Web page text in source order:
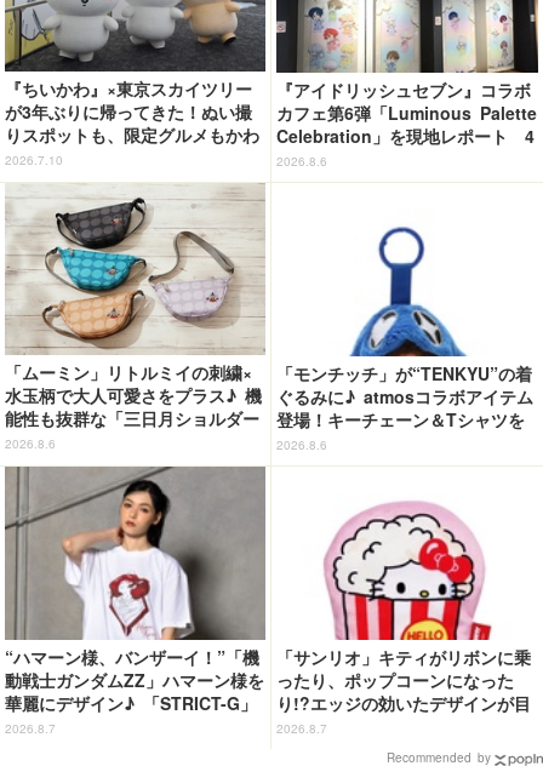
『ちいかわ』×東京スカイツリー
が3年ぶりに帰ってきた！ぬい撮
りスポットも、限定グルメもかわ
いすぎる…！【レポ】
2026.7.10
『アイドリッシュセブン』コラボ
カフェ第6弾「Luminous Palette
Celebration」を現地レポート 4
グループの世界観を落とし込んだ
オリジナルフード＆ドリンクに注
2026.8.6
「ムーミン」リトルミイの刺繍×
水玉柄で大人可愛さをプラス♪ 機
能性も抜群な「三日月ショルダー
バッグ」が新登場
2026.8.6
「モンチッチ」が“TENKYU”の着
ぐるみに♪ atmosコラボアイテム
登場！キーチェーン＆Tシャツを
展開
2026.8.6
“ハマーン様、バンザーイ！”「機
動戦士ガンダムZZ」ハマーン様を
華麗にデザイン♪ 「STRICT-G」
Tシャツなどミニコレクション登
2026.8.7
「サンリオ」キティがリボンに乗
ったり、ポップコーンになった
り!?エッジの効いたデザインが目
を引く♪ トートバッグやポーチが
2026.8.7
Recommended by